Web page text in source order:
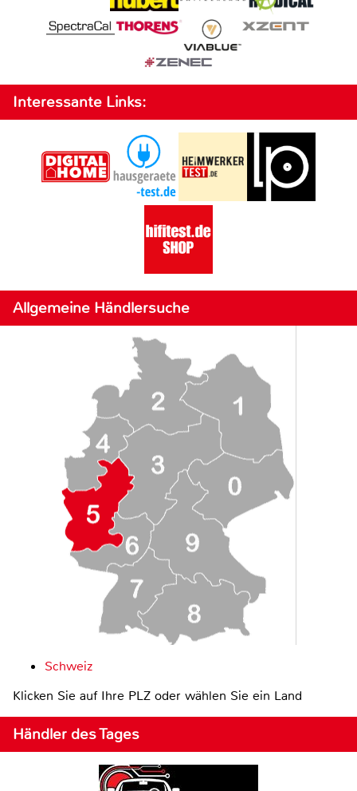
Interessante Links:
Allgemeine Händlersuche
Schweiz
Klicken Sie auf Ihre PLZ oder wählen Sie ein Land
Händler des Tages